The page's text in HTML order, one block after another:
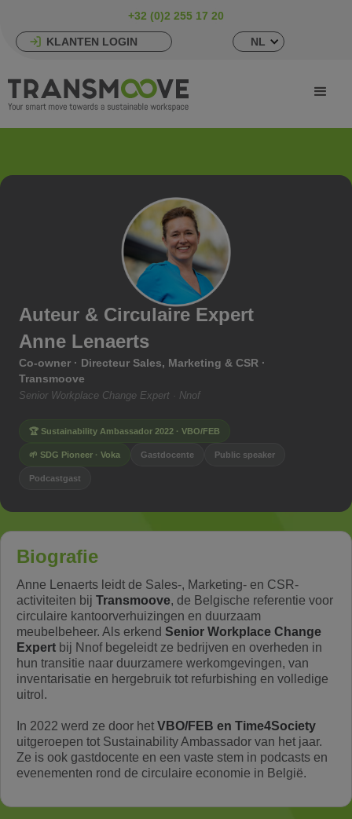
+32 (0)2 255 17 20
KLANTEN LOGIN NL
Auteur & Circulaire Expert
Anne Lenaerts
Co-owner · Directeur Sales, Marketing & CSR ·
Transmoove
Senior Workplace Change Expert · Nnof
🏆 Sustainability Ambassador 2022 · VBO/FEB
🌱 SDG Pioneer · Voka Gastdocente Public speaker
Podcastgast
Biografie
Anne Lenaerts leidt de Sales-, Marketing- en CSR-
activiteiten bij Transmoove, de Belgische referentie voor
circulaire kantoorverhuizingen en duurzaam
meubelbeheer. Als erkend Senior Workplace Change
Expert bij Nnof begeleidt ze bedrijven en overheden in
hun transitie naar duurzamere werkomgevingen, van
inventarisatie en hergebruik tot refurbishing en volledige
uitrol.
In 2022 werd ze door het VBO/FEB en Time4Society
uitgeroepen tot Sustainability Ambassador van het jaar.
Ze is ook gastdocente en een vaste stem in podcasts en
evenementen rond de circulaire economie in België.